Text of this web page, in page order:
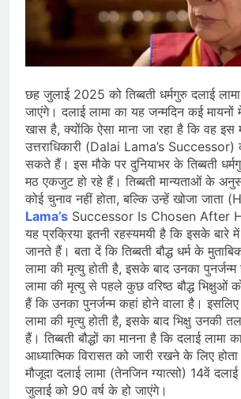
सोने के भाव में तेजी, 18K,
गोल्ड के रेट पर निवेशकों की
August 8, 2026
राष्ट्रीय | रांची में छात्र
AISA अध्यक्ष नेहा बोरा पर
आरोपी हिरासत में
| World U20 Athletics:
खुला, Ashish Yadav ने
में जीता Silver Medal
August 8, 2026
छह जुलाई 2025 को तिब्बती धर्मगुरु दलाई
जाएंगे। दलाई लामा का यह जन्मदिन कई
खास है, क्योंकि ऐसा माना जा रहा है कि वह
उत्तराधिकारी (Dalai Lama’s Successor)
सकते हैं। इस मौके पर दुनियाभर के तिब्बती
मठ एकजुट हो रहे हैं। तिब्बती मान्यताओं के
कोई चुनाव नहीं होता, बल्कि उन्हें खोजा जाता
Lama’s Successor Is Chosen After
यह प्रक्रिया इतनी रहस्यमयी है कि इसके बारे
जानते हैं। बता दें कि तिब्बती बौद्ध धर्म के
लामा की मृत्यु होती है, इसके बाद उनका पुनर्जन्म
लामा की मृत्यु से पहले कुछ वरिष्ठ बौद्ध भिक्षुओं
हैं कि उनका पुनर्जन्म कहां होने वाला है। इसलिए
लामा की मृत्यु होती है, इसके बाद भिक्षु उनकी
हैं। तिब्बती बौद्धों का मानना ​​है कि दलाई लामा
आध्यात्मिक विरासत को जारी रखने के लिए
मौजूदा दलाई लामा (तेनजिन ग्यात्सो) 14वें
जुलाई को 90 वर्ष के हो जाएंगे।